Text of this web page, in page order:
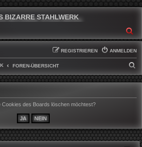
BIZARRE STAHLWERK
ANMELDEN
REGISTRIEREN
FOREN-ÜBERSICHT
U
Cookies des Boards löschen möchtest?